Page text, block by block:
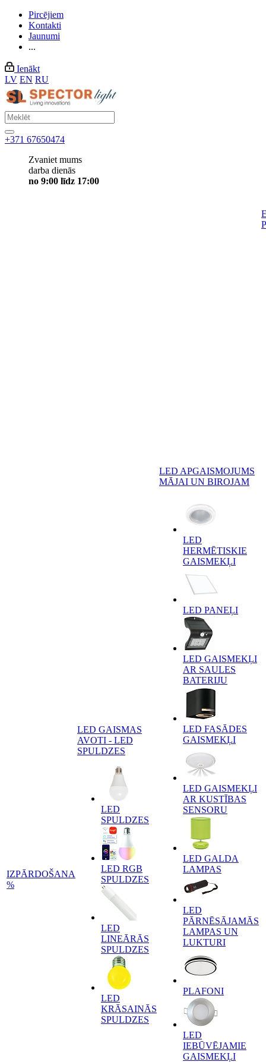
Pircējiem
Kontakti
Jaunumi
...
Ienākt
LV EN RU
+371 67650474
Zvaniet mums
darba dienās
no 9:00 līdz 17:00
IZPĀRDOŠANA
%
LED GAISMAS
AVOTI - LED
SPULDZES
LED
SPULDZES
LED RGB
SPULDZES
LED
LINEĀRĀS
SPULDZES
LED
KRĀSAINĀS
SPULDZES
LED APGAISMOJUMS
MĀJAI UN BIROJAM
LED
HERMĒTISKIE
GAISMEKĻI
LED PANEĻI
LED GAISMEKĻI
AR SAULES
BATERIJU
LED FASĀDES
GAISMEKĻI
LED GAISMEKĻI
AR KUSTĪBAS
SENSORU
LED GALDA
LAMPAS
LED
PĀRNĒSĀJAMĀS
LAMPAS UN
LUKTURI
PLAFONI
LED
IEBŪVĒJAMIE
GAISMEKĻI